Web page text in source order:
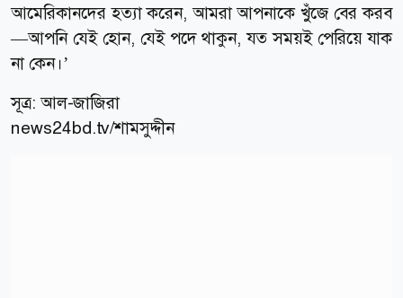
আমেরিকানদের হত্যা করেন, আমরা আপনাকে খুঁজে বের করব
—আপনি যেই হোন, যেই পদে থাকুন, যত সময়ই পেরিয়ে যাক
না কেন।’
সূত্র:আল-জাজিরা
news24bd.tv/শামসুদ্দীন